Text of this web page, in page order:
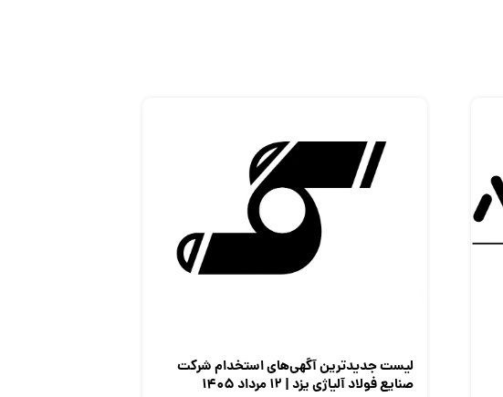
لیست جدیدترین آگهی‌های استخدام شرکت
صنایع فولاد آلیاژی یزد | ۱۲ مرداد ۱۴۰۵